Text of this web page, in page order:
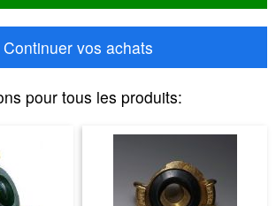
Continuer vos achats
pour tous les produits: